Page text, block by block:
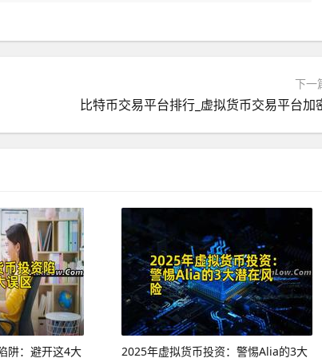
下一
比特币交易平台排行_虚拟货币交易平台加
阱：避开这4大 2025年虚拟货币投资：警惕Alia的3大